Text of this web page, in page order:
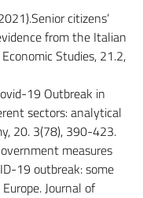
citizens’
from the Italian
Studies, 21.2,
19 Outbreak in
sectors: analytical
20. 3(78), 390-423.
measures
19 outbreak: some
Journal of